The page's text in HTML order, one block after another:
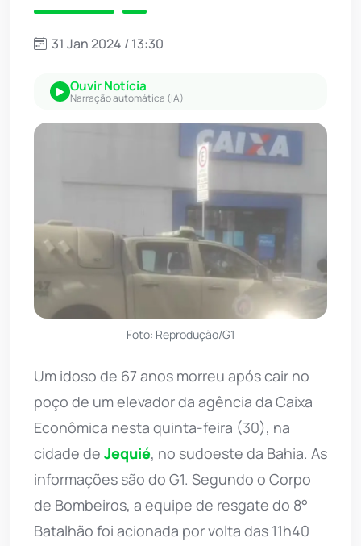
31 Jan 2024 / 13:30
Ouvir Notícia
Narração automática (IA)
Foto: Reprodução/G1
Um idoso de 67 anos morreu após cair no
poço de um elevador da agência da Caixa
Econômica nesta quinta-feira (30), na
cidade de Jequié, no sudoeste da Bahia. As
informações são do G1. Segundo o Corpo
de Bombeiros, a equipe de resgate do 8°
Batalhão foi acionada por volta das 11h40